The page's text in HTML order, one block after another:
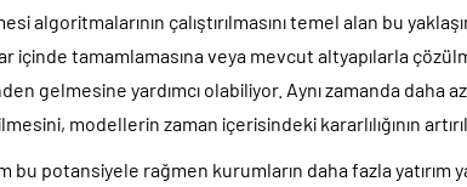
algoritmalarının çalıştırılmasını temel alan bu
içinde tamamlamasına veya mevcut altyapılarla
gelmesine yardımcı olabiliyor. Aynı zamanda
modellerin zaman içerisindeki kararlılığının
bu potansiyele rağmen kurumların daha fazla yatırım